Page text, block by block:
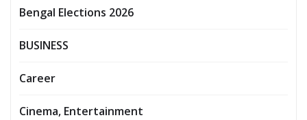
Bengal Elections 2026
BUSINESS
Career
Cinema, Entertainment